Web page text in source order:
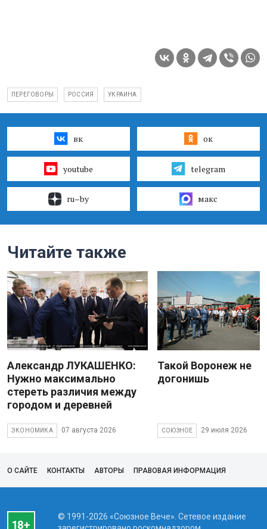
ПЕРЕГОВОРЫ РОССИЯ УКРАИНА
вк ок
youtube telegram
ru–by макс
Читайте также
Александр ЛУКАШЕНКО:
Нужно максимально
стереть различия между
городом и деревней
ЭКОНОМИКА 07 августа 2026
Такой Воронеж не
догонишь
СОЮЗНОЕ 29 июля 2026
О САЙТЕ КОНТАКТЫ АВТОРЫ ПРАВОВАЯ ИНФОРМАЦИЯ
© 1991-2026 «Союзное Вече». Сетевое издание